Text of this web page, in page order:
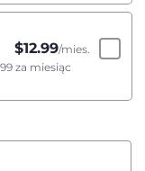
$12.99/mies.
za miesiąc